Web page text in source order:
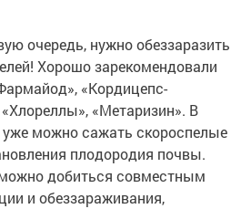
очередь, нужно обеззаразить
Хорошо зарекомендовали
, «Кордицепс-
, «Метаризин». В
уже можно сажать скороспелые
плодородия почвы.
добиться совместным
и обеззараживания,